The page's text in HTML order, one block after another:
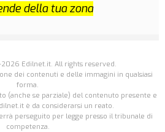
della tua zona
Edilnet.it. All rights reserved.
dei contenuti e delle immagini in qualsiasi
forma.
(anche se parziale) del contenuto presente e
è da considerarsi un reato.
perseguito per legge presso il tribunale di
competenza.